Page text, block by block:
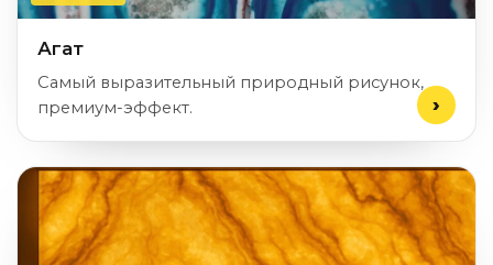
Агат
Самый выразительный природный рисунок,
премиум-эффект.